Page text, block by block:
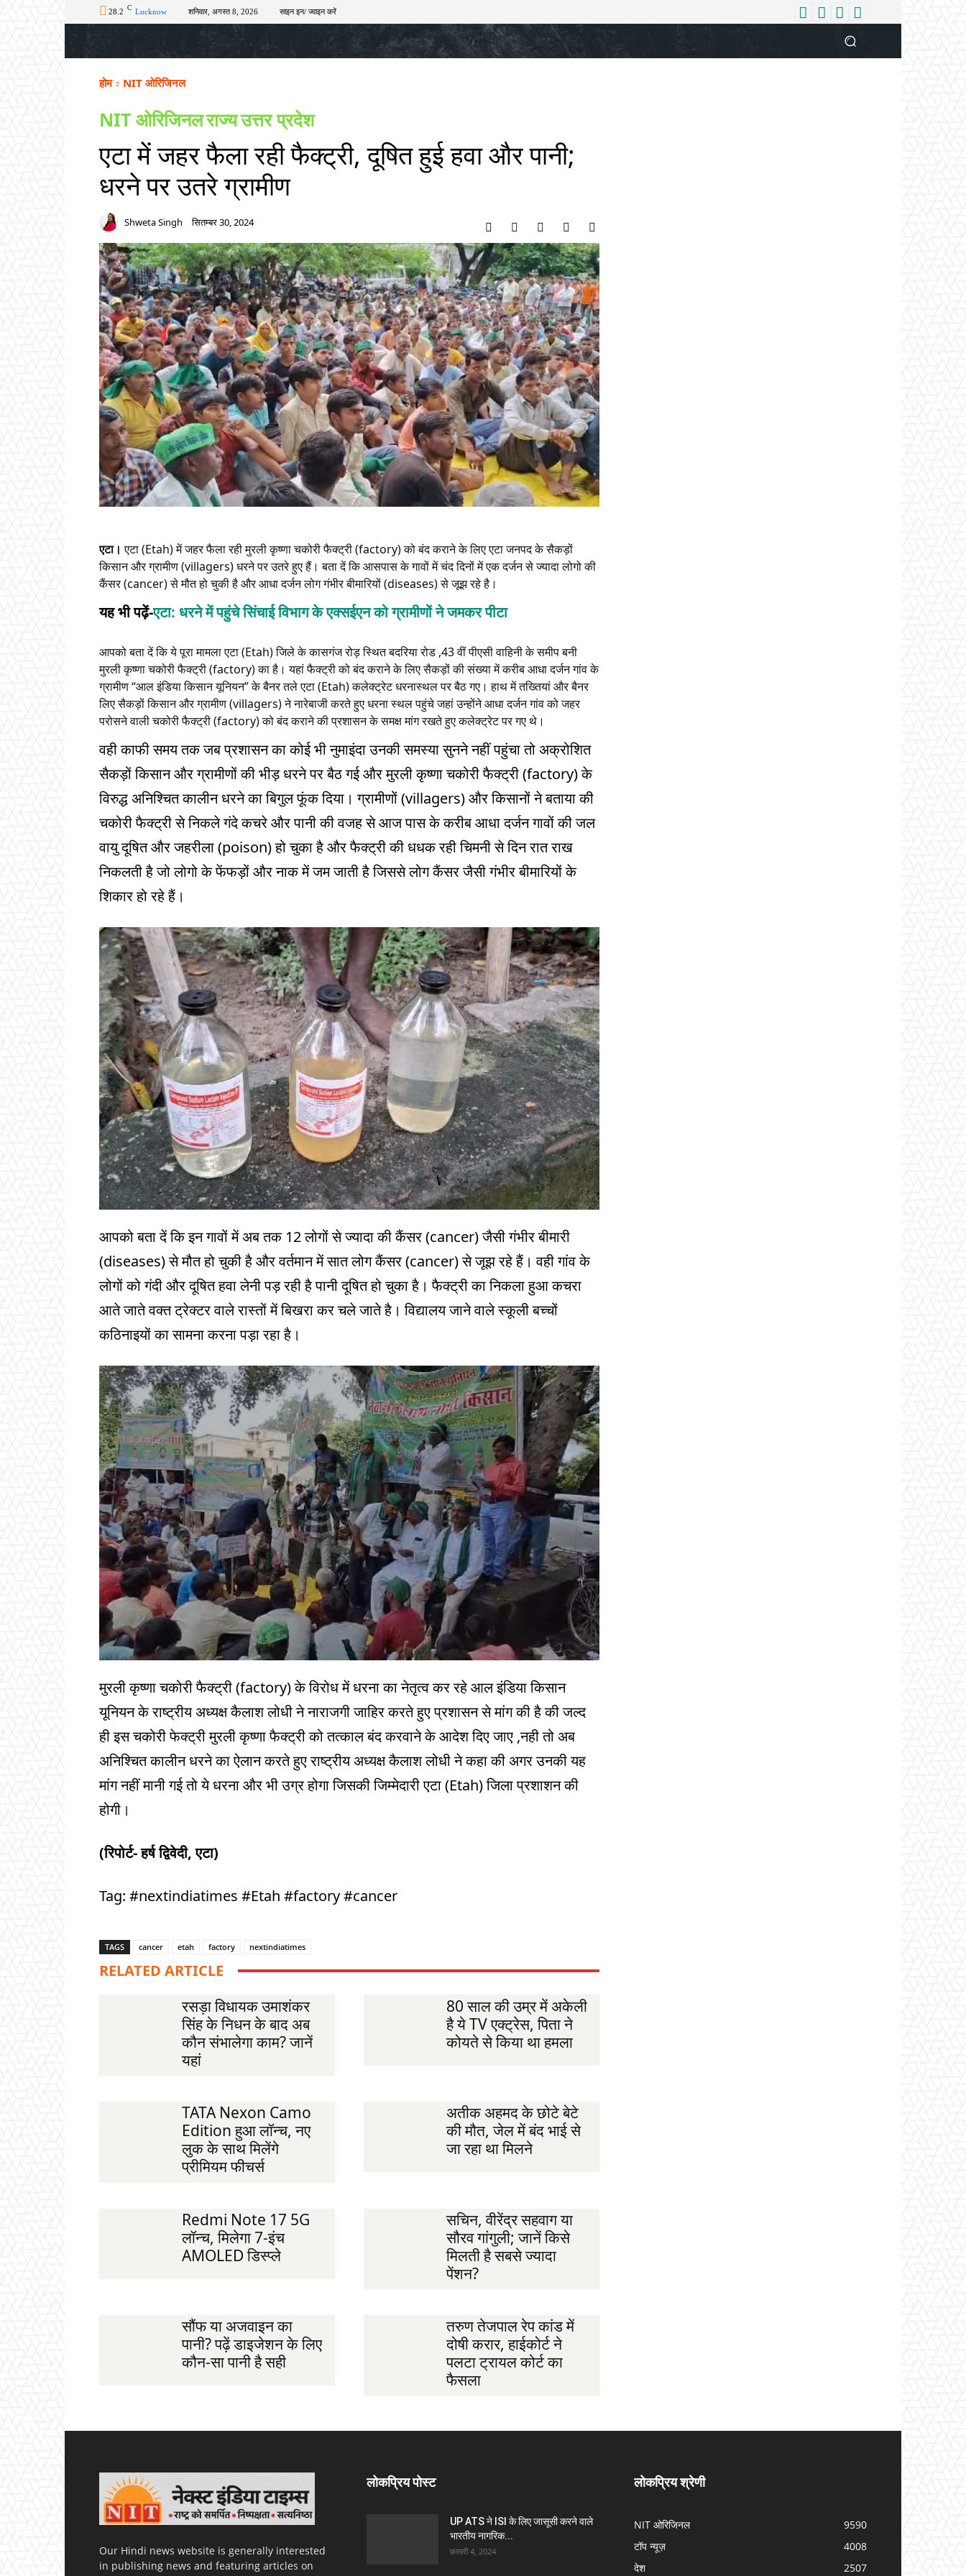
28.2 C Lucknow शनिवार, अगस्त 8, 2026 साइन इन/ ज्वाइन करें
अपराध चुनाव खेल टेक – ऑटो राज्य मनोरंजन लाइफस्टाइल बिजनेस आपकी आवाज
होम NIT ओरिजिनल
NIT ओरिजिनलराज्यउत्तर प्रदेश
एटा में जहर फैला रही फैक्ट्री, दूषित हुई हवा और पानी;
धरने पर उतरे ग्रामीण
Shweta Singh सितम्बर 30, 2024
एटा। एटा (Etah) में जहर फैला रही मुरली कृष्णा चकोरी फैक्ट्री (factory) को बंद कराने के लिए एटा जनपद के सैकड़ों
किसान और ग्रामीण (villagers) धरने पर उतरे हुए हैं। बता दें कि आसपास के गावों में चंद दिनों में एक दर्जन से ज्यादा लोगो की
कैंसर (cancer) से मौत हो चुकी है और आधा दर्जन लोग गंभीर बीमारियों (diseases) से जूझ रहे है।
यह भी पढ़ें-एटा: धरने में पहुंचे सिंचाई विभाग के एक्सईएन को ग्रामीणों ने जमकर पीटा
आपको बता दें कि ये पूरा मामला एटा (Etah) जिले के कासगंज रोड़ स्थित बदरिया रोड ,43 वीं पीएसी वाहिनी के समीप बनी
मुरली कृष्णा चकोरी फैक्ट्री (factory) का है। यहां फैक्ट्री को बंद कराने के लिए सैकड़ों की संख्या में करीब आधा दर्जन गांव के
ग्रामीण “आल इंडिया किसान यूनियन” के बैनर तले एटा (Etah) कलेक्ट्रेट धरनास्थल पर बैठ गए। हाथ में तख्तियां और बैनर
लिए सैकड़ों किसान और ग्रामीण (villagers) ने नारेबाजी करते हुए धरना स्थल पहुंचे जहां उन्होंने आधा दर्जन गांव को जहर
परोसने वाली चकोरी फैक्ट्री (factory) को बंद कराने की प्रशासन के समक्ष मांग रखते हुए कलेक्ट्रेट पर गए थे।
वही काफी समय तक जब प्रशासन का कोई भी नुमाइंदा उनकी समस्या सुनने नहीं पहुंचा तो अक्रोशित
सैकड़ों किसान और ग्रामीणों की भीड़ धरने पर बैठ गई और मुरली कृष्णा चकोरी फैक्ट्री (factory) के
विरुद्ध अनिश्चित कालीन धरने का बिगुल फूंक दिया। ग्रामीणों (villagers) और किसानों ने बताया की
चकोरी फैक्ट्री से निकले गंदे कचरे और पानी की वजह से आज पास के करीब आधा दर्जन गावों की जल
वायु दूषित और जहरीला (poison) हो चुका है और फैक्ट्री की धधक रही चिमनी से दिन रात राख
निकलती है जो लोगो के फेंफड़ों और नाक में जम जाती है जिससे लोग कैंसर जैसी गंभीर बीमारियों के
शिकार हो रहे हैं।
आपको बता दें कि इन गावों में अब तक 12 लोगों से ज्यादा की कैंसर (cancer) जैसी गंभीर बीमारी
(diseases) से मौत हो चुकी है और वर्तमान में सात लोग कैंसर (cancer) से जूझ रहे हैं। वही गांव के
लोगों को गंदी और दूषित हवा लेनी पड़ रही है पानी दूषित हो चुका है। फैक्ट्री का निकला हुआ कचरा
आते जाते वक्त ट्रेक्टर वाले रास्तों में बिखरा कर चले जाते है। विद्यालय जाने वाले स्कूली बच्चों
कठिनाइयों का सामना करना पड़ा रहा है।
मुरली कृष्णा चकोरी फैक्ट्री (factory) के विरोध में धरना का नेतृत्व कर रहे आल इंडिया किसान
यूनियन के राष्ट्रीय अध्यक्ष कैलाश लोधी ने नाराजगी जाहिर करते हुए प्रशासन से मांग की है की जल्द
ही इस चकोरी फेक्ट्री मुरली कृष्णा फैक्ट्री को तत्काल बंद करवाने के आदेश दिए जाए ,नही तो अब
अनिश्चित कालीन धरने का ऐलान करते हुए राष्ट्रीय अध्यक्ष कैलाश लोधी ने कहा की अगर उनकी यह
मांग नहीं मानी गई तो ये धरना और भी उग्र होगा जिसकी जिम्मेदारी एटा (Etah) जिला प्रशाशन की
होगी।
(रिपोर्ट- हर्ष द्विवेदी, एटा)
Tag: #nextindiatimes #Etah #factory #cancer
TAGS cancer etah factory nextindiatimes
RELATED ARTICLE
रसड़ा विधायक उमाशंकर
सिंह के निधन के बाद अब
कौन संभालेगा काम? जानें
यहां
80 साल की उम्र में अकेली
है ये TV एक्ट्रेस, पिता ने
कोयते से किया था हमला
TATA Nexon Camo
Edition हुआ लॉन्च, नए
लुक के साथ मिलेंगे
प्रीमियम फीचर्स
अतीक अहमद के छोटे बेटे
की मौत, जेल में बंद भाई से
जा रहा था मिलने
Redmi Note 17 5G
लॉन्च, मिलेगा 7-इंच
AMOLED डिस्प्ले
सचिन, वीरेंद्र सहवाग या
सौरव गांगुली; जानें किसे
मिलती है सबसे ज्यादा
पेंशन?
सौंफ या अजवाइन का
पानी? पढ़ें डाइजेशन के लिए
कौन-सा पानी है सही
तरुण तेजपाल रेप कांड में
दोषी करार, हाईकोर्ट ने
पलटा ट्रायल कोर्ट का
फैसला
Our Hindi news website is generally interested
in publishing news and featuring articles on
लोकप्रिय पोस्ट
UP ATS ने ISI के लिए जासूसी करने वाले
भारतीय नागरिक...
फ़रवरी 4, 2024
लोकप्रिय श्रेणी
NIT ओरिजिनल
9590
टॉप न्यूज़
4008
देश
2507